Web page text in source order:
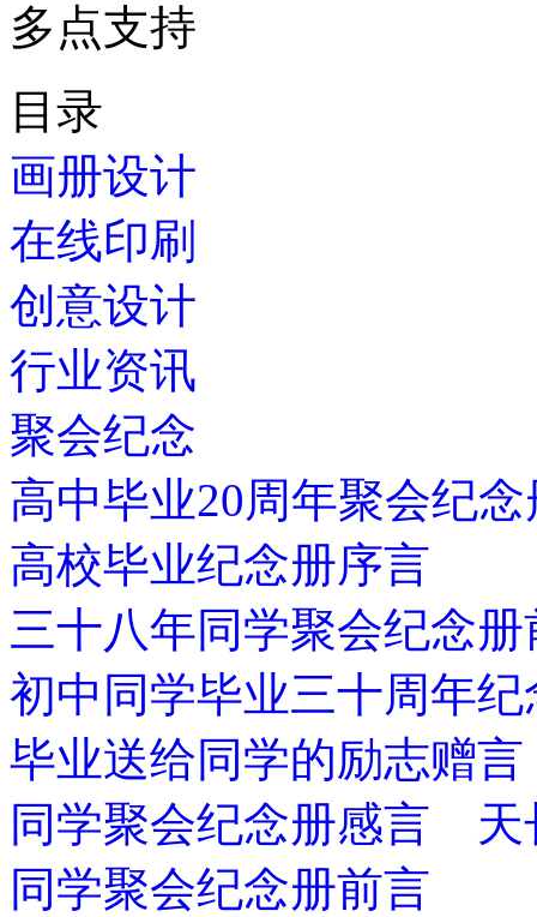
多点支持
目录
画册设计
在线印刷
创意设计
行业资讯
聚会纪念
高中毕业20周年聚会纪
高校毕业纪念册序言
三十八年同学聚会纪念
初中同学毕业三十周年
毕业送给同学的励志赠言
同学聚会纪念册感言 天
同学聚会纪念册前言